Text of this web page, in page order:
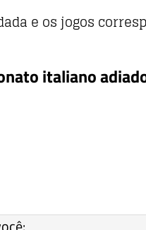
e os jogos
italiano